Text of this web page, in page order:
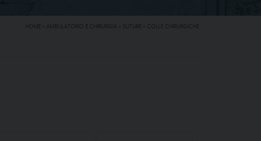
HOME AMBULATORIO E CHIRURGIA SUTURE COLLE CHIRURGICHE